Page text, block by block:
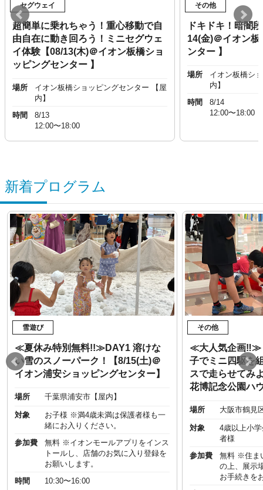
セグウェイ
超簡単に乗れちゃう！重心移動で自
由自在に動き回ろう！ミニセグウェ
イ体験【08/13(木)＠イオン板橋ショ
ッピングセンター 】
場所
イオン板橋ショッピングセンター 【屋
内】
時間
8/13
12:00〜18:00
その他
ドキドキ！暗闇
14(金)＠イオン
ンター 】
場所
イオン板橋シ
内】
時間
8/14
12:00〜18:00
新着プログラム
雪遊び
≪夏休み特別無料!!≫DAY1 溶けな
い雪のスノーパーク！【8/15(土)＠
イオン浦安ショッピングセンター】
場所 千葉県浦安市【屋内】
対象
お子様 ※満4歳未満は保護者様も一
緒にお入りください。
参加費
無料 ※イオンモールアプリをインス
トールし、店舗のお気に入り登録を
お願いします。
時間
10:30〜16:00
その他
≪大人気企画‼︎≫
子でミニ四駆を
スで走らせてみ
花博記念公園ハ
場所 大阪市鶴見
対象
4歳以上小
者様
参加費
無料 ※住ま
の上、展示
お手続きを